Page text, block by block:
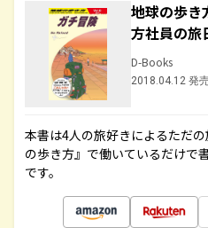
地球の歩き
方社員の旅
D-Books
2018.04.12 発
本書は4人の旅好きによるただ
の歩き方』で働いているだけで
です。